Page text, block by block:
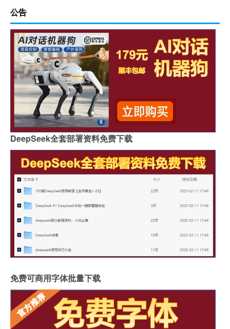
公告
DeepSeek全套部署资料免费下载
免费可商用字体批量下载